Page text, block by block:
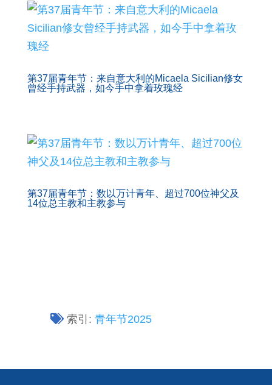
第37届青年节：来自意大利的Micaela Sicilian修女
曾经手持武器，如今手中拿着玫瑰经
第37届青年节：数以万计青年、超过700位神父及
14位总主教和主教参与
索引:青年节2025